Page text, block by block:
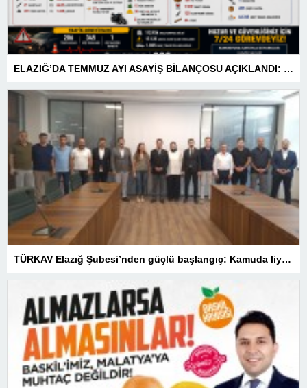
ELAZIĞ’DA TEMMUZ AYI ASAYİŞ BİLANÇOSU AÇIKLANDI: 1 AYDA 1.032 ŞAHIS YAKALANDI, 207 TUTUKLAMA
TÜRKAV Elazığ Şubesi’nden güçlü başlangıç: Kamuda liyakatin en gür sesi olacağız